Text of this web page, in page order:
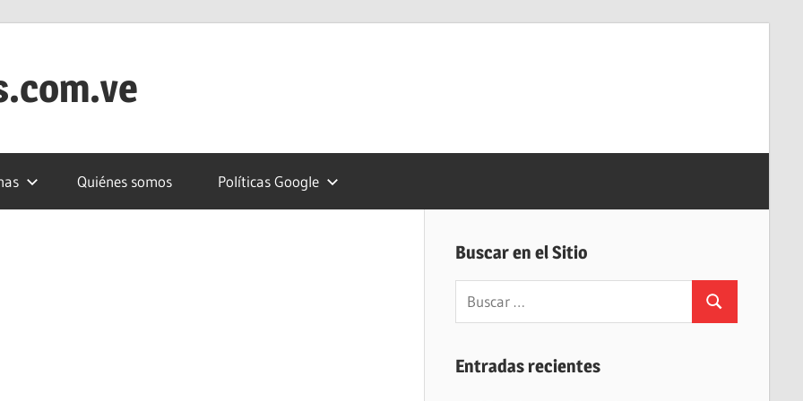
Quiénes somos Políticas Google
Buscar en el Sitio
Buscar:
Buscar
Entradas recientes